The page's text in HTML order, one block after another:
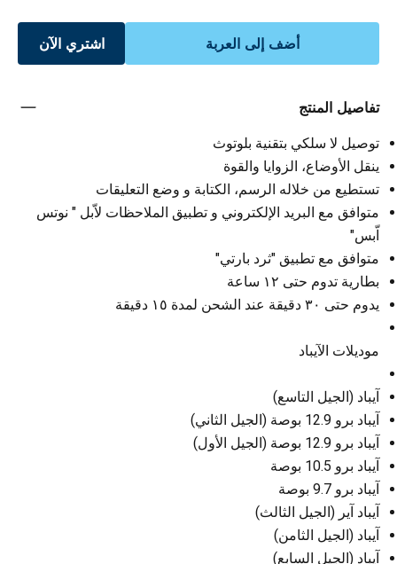
أضف إلى العربة اشتري الآن
تفاصيل المنتج
توصيل لا سلكي بتقنية بلوتوث
ينقل الأوضاع، الزوايا والقوة
تستطيع من خلاله الرسم، الكتابة و وضع التعليقات
متوافق مع البريد الإلكتروني و تطبيق الملاحظات لاّبل " نوتس
اّبس"
متوافق مع تطبيق "ثرد بارتي"
بطارية تدوم حتى ١٢ ساعة
يدوم حتى ٣٠ دقيقة عند الشحن لمدة ١٥ دقيقة
موديلات الآيباد
آيباد (الجيل التاسع)
آيباد برو 12.9 بوصة (الجيل الثاني)
آيباد برو 12.9 بوصة (الجيل الأول)
آيباد برو 10.5 بوصة
آيباد برو 9.7 بوصة
آيباد آير (الجيل الثالث)
آيباد (الجيل الثامن)
آيباد (الجيل السابع)